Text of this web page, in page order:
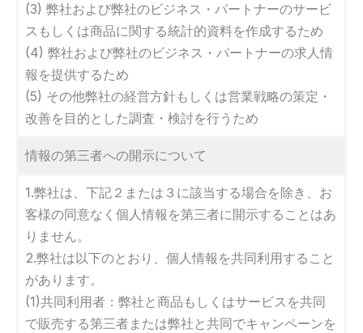
(3) 弊社および弊社のビジネス・パートナーのサービ
スもしくは商品に関する統計的資料を作成するため
(4) 弊社および弊社のビジネス・パートナーの求人情
報を提供するため
(5) その他弊社の経営方針もしくは営業戦略の策定・
改善を目的とした調査・検討を行うため
情報の第三者への開示について
1.弊社は、下記２または３に該当する場合を除き、お
客様の同意なく個人情報を第三者に開示することはあ
りません。
2.弊社は以下のとおり、個人情報を共同利用すること
があります。
(1)共同利用者：弊社と商品もしくはサービスを共同
で販売する第三者または弊社と共同でキャンペーンを